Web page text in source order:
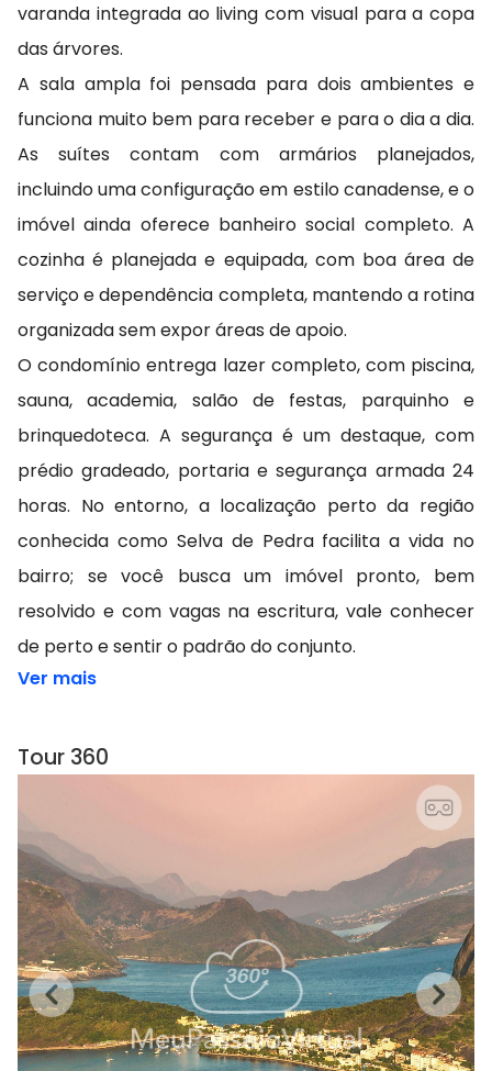
varanda integrada ao living com visual para a copa
das árvores.
A sala ampla foi pensada para dois ambientes e
funciona muito bem para receber e para o dia a dia.
As suítes contam com armários planejados,
incluindo uma configuração em estilo canadense, e o
imóvel ainda oferece banheiro social completo. A
cozinha é planejada e equipada, com boa área de
serviço e dependência completa, mantendo a rotina
organizada sem expor áreas de apoio.
O condomínio entrega lazer completo, com piscina,
sauna, academia, salão de festas, parquinho e
brinquedoteca. A segurança é um destaque, com
prédio gradeado, portaria e segurança armada 24
horas. No entorno, a localização perto da região
conhecida como Selva de Pedra facilita a vida no
bairro; se você busca um imóvel pronto, bem
resolvido e com vagas na escritura, vale conhecer
de perto e sentir o padrão do conjunto.
Ver mais
Tour 360